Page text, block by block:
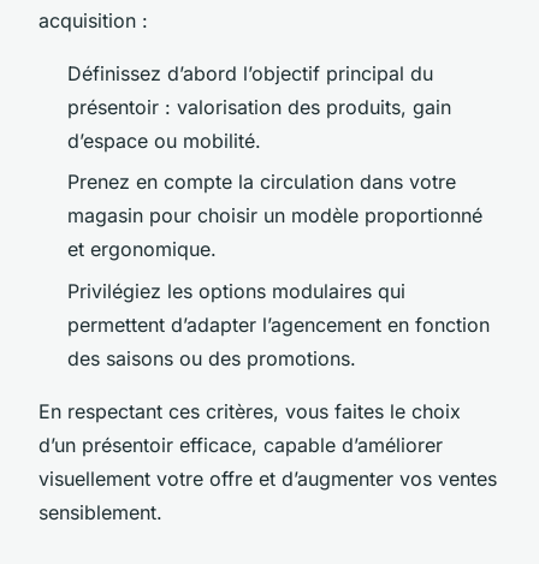
acquisition :
Définissez d’abord l’objectif principal du
présentoir : valorisation des produits, gain
d’espace ou mobilité.
Prenez en compte la circulation dans votre
magasin pour choisir un modèle proportionné
et ergonomique.
Privilégiez les options modulaires qui
permettent d’adapter l’agencement en fonction
des saisons ou des promotions.
En respectant ces critères, vous faites le choix
d’un présentoir efficace, capable d’améliorer
visuellement votre offre et d’augmenter vos ventes
sensiblement.